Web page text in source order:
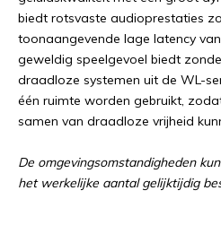
biedt rotsvaste audioprestaties
toonaangevende lage latency
geweldig speelgevoel biedt
draadloze systemen uit de WL-
één ruimte worden gebruikt,
samen van draadloze vrijheid
De omgevingsomstandigheden
het werkelijke aantal gelijktijdig